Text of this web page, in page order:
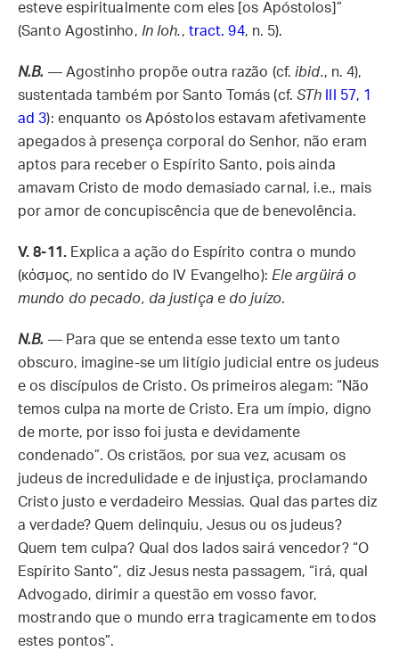
esteve espiritualmente com eles [os Apóstolos]”
(Santo Agostinho, In Ioh., tract. 94, n. 5).
N.B. — Agostinho propõe outra razão (cf.ibid., n. 4),
sustentada também por Santo Tomás (cf. STh
III 57, 1
ad 3): enquanto os Apóstolos estavam afetivamente
apegados à presença corporal do Senhor, não eram
aptos para receber o Espírito Santo, pois ainda
amavam Cristo de modo demasiado carnal, i.e., mais
por amor de concupiscência que de benevolência.
V. 8-11. Explica a ação do Espírito contra o mundo
(κόσμος, no sentido do IV Evangelho): Ele argüirá o
mundo do pecado, da justiça e do juízo.
N.B. — Para que se entenda esse texto um tanto
obscuro, imagine-se um litígio judicial entre os judeus
e os discípulos de Cristo. Os primeiros alegam: “Não
temos culpa na morte de Cristo. Era um ímpio, digno
de morte, por isso foi justa e devidamente
condenado”. Os cristãos, por sua vez, acusam os
judeus de incredulidade e de injustiça, proclamando
Cristo justo e verdadeiro Messias. Qual das partes diz
a verdade? Quem delinquiu, Jesus ou os judeus?
Quem tem culpa? Qual dos lados sairá vencedor? “O
Espírito Santo”, diz Jesus nesta passagem, “irá, qual
Advogado, dirimir a questão em vosso favor,
mostrando que o mundo erra tragicamente em todos
estes pontos”.